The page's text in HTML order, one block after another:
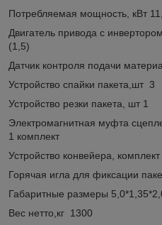
Потребляемая мощность, кВт
Двигатель привода с
(1,5)
Датчик контроля подачи
Устройство спайки пакета,шт 3
Устройство резки пакета, шт 1
Электромагнитная муфта
1 комплект
Устройство конвейера,
Горячая игла для фиксации
Габаритные размеры
Вес нетто,кг 1300